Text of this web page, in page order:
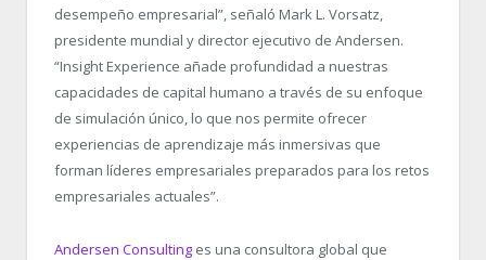
desempeño empresarial”, señaló Mark L. Vorsatz,
presidente mundial y director ejecutivo de Andersen.
“Insight Experience añade profundidad a nuestras
capacidades de capital humano a través de su enfoque
de simulación único, lo que nos permite ofrecer
experiencias de aprendizaje más inmersivas que
forman líderes empresariales preparados para los retos
empresariales actuales”.
Andersen Consulting es una consultora global que